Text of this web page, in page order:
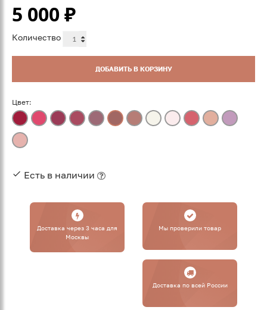
5 000₽
Количество
ДОБАВИТЬ В КОРЗИНУ
Цвет:
Есть в наличии
Доставка через 3 часа для
Москвы
Мы проверили товар
Доставка по всей России